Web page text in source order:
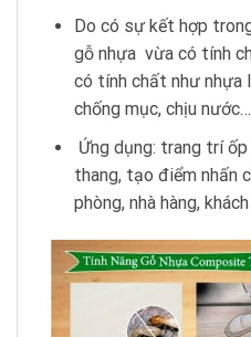
Do có sự kết hợp
gỗ nhựa vừa có tính
có tính chất như nhựa
chống mục, chịu nước…
Ứng dụng: trang trí
thang, tạo điểm nhấn
phòng, nhà hàng,